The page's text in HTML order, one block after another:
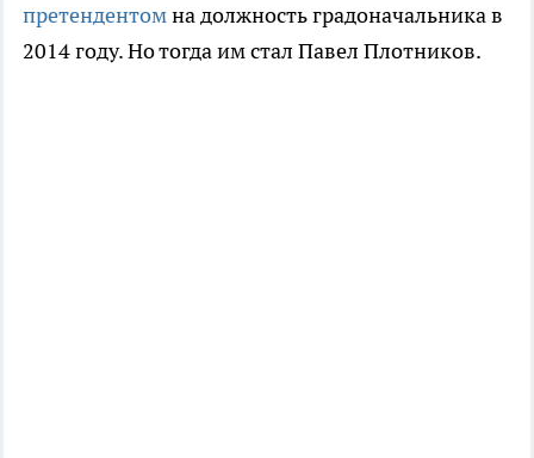
претендентомна должность градоначальника в
2014 году. Но тогда им стал Павел Плотников.